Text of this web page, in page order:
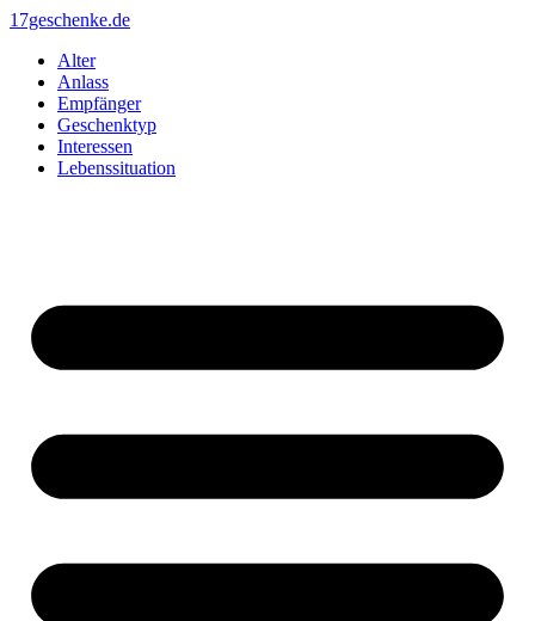
Zum
springen
17geschenke.de
Alter
Anlass
Empfänger
Geschenktyp
Interessen
Lebenssituation